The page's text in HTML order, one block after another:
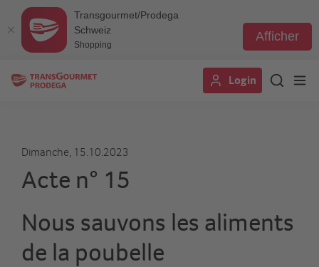
Transgourmet/Prodega
Schweiz
Shopping
Afficher
Login
Dimanche, 15.10.2023
Acte n° 15
Nous sauvons les aliments
de la poubelle